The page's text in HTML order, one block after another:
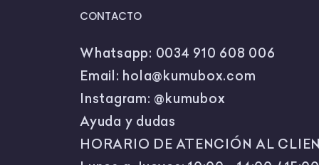
CONTACTO
Whatsapp: 0034 910 608 006
Email: hola@kumubox.com
Instagram: @kumubox
Ayuda y dudas
HORARIO DE ATENCIÓN AL